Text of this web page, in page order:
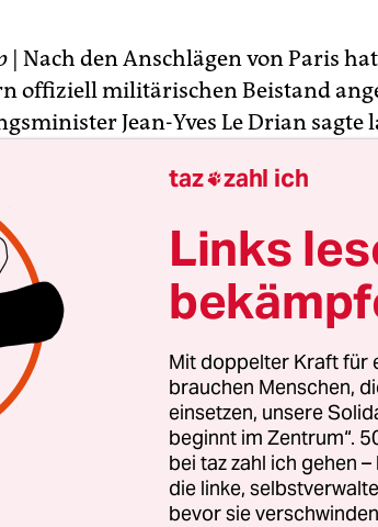
| Nach den Anschlägen von Paris
offiziell militärischen Beistand
Jean-Yves Le Drian
bilateraler Ebene und „im Rahmen
der EU-Länder im Kampf gegen
(IS).
Artikel 42 Absatz 7 des EU-
Angriffs auf das Hoheitsgebiet gilt.
Angriffs auf das
anderen Mitgliedstaaten ihm alle
und Unterstützung.“ Die EU-
„einstimmig ihre stärkste
die verlangte Hilfe zu
taz zahl ich
Links
Mit doppelter Kraft für
brauchen Menschen,
einsetzen, unsere
beginnt im Zentrum“.
bei taz zahl ich gehen
die linke,
bevor sie